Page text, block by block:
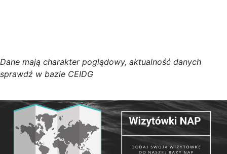
Dane mają charakter poglądowy, aktualność danych
sprawdź w bazie CEIDG